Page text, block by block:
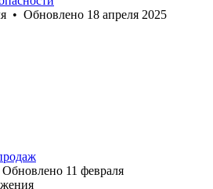
• Обновлено 18 апреля 2025
Обновлено 11 февраля